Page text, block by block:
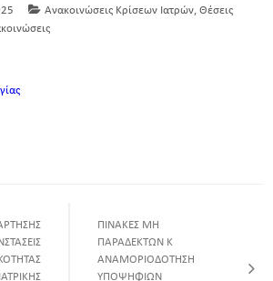
Ανακοινώσεις Κρίσεων Ιατρών, Θέσεις
ΠΙΝΑΚΕΣ ΜΗ
ΠΑΡΑΔΕΚΤΩΝ Κ
ΑΝΑΜΟΡΙΟΔΟΤΗΣΗ
ΥΠΟΨΗΦΙΩΝ